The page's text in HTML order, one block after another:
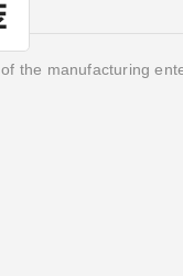
the manufacturing